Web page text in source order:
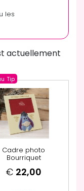
les
actuellement
Tip
Cadre photo
Bourriquet
€ 22,00